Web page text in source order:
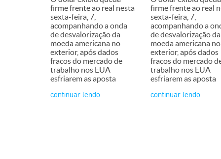
firme frente ao real nesta
sexta-feira, 7,
acompanhando a onda
de desvalorização da
moeda americana no
exterior, após dados
fracos do mercado de
trabalho nos EUA
esfriarem as aposta
continuar lendo
firme frente ao real
sexta-feira, 7,
acompanhando a
de desvalorização da
moeda americana no
exterior, após dados
fracos do mercado
trabalho nos EUA
esfriarem as aposta
continuar lendo